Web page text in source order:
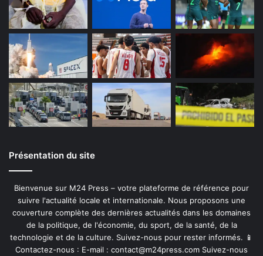
Présentation du site
Bienvenue sur M24 Press – votre plateforme de référence pour
suivre l'actualité locale et internationale. Nous proposons une
couverture complète des dernières actualités dans les domaines
de la politique, de l'économie, du sport, de la santé, de la
technologie et de la culture. Suivez-nous pour rester informés. 📱
Contactez-nous : E-mail : contact@m24press.com Suivez-nous